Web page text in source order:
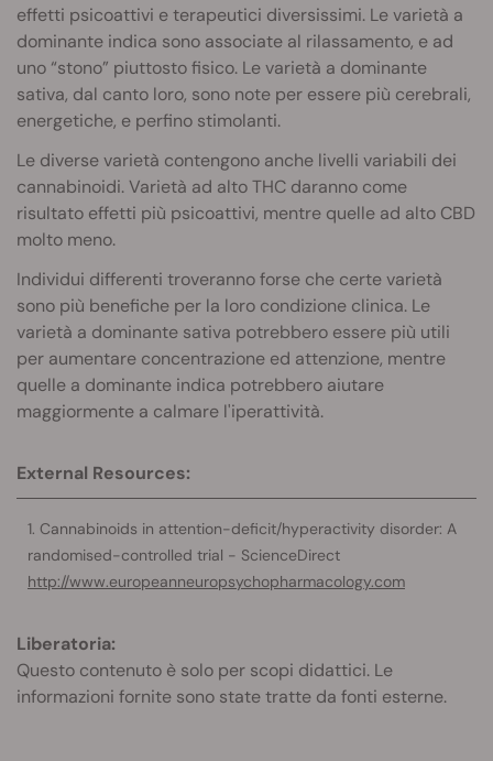
effetti psicoattivi e terapeutici diversissimi. Le varietà a
dominante indica sono associate al rilassamento, e ad
uno “stono” piuttosto fisico. Le varietà a dominante
sativa, dal canto loro, sono note per essere più cerebrali,
energetiche, e perfino stimolanti.
Le diverse varietà contengono anche livelli variabili dei
cannabinoidi. Varietà ad alto THC daranno come
risultato effetti più psicoattivi, mentre quelle ad alto CBD
molto meno.
Individui differenti troveranno forse che certe varietà
sono più benefiche per la loro condizione clinica. Le
varietà a dominante sativa potrebbero essere più utili
per aumentare concentrazione ed attenzione, mentre
quelle a dominante indica potrebbero aiutare
maggiormente a calmare l'iperattività.
External Resources:
Cannabinoids in attention-deficit/hyperactivity disorder: A
randomised-controlled trial - ScienceDirect
http://www.europeanneuropsychopharmacology.com
Liberatoria:
Questo contenuto è solo per scopi didattici. Le
informazioni fornite sono state tratte da fonti esterne.